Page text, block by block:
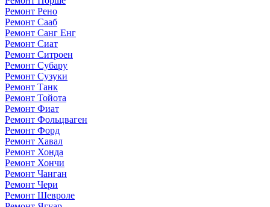
Ремонт Рено
Ремонт Сааб
Ремонт Санг Енг
Ремонт Сиат
Ремонт Ситроен
Ремонт Субару
Ремонт Сузуки
Ремонт Танк
Ремонт Тойота
Ремонт Фиат
Ремонт Фольцваген
Ремонт Форд
Ремонт Хавал
Ремонт Хонда
Ремонт Хончи
Ремонт Чанган
Ремонт Чери
Ремонт Шевроле